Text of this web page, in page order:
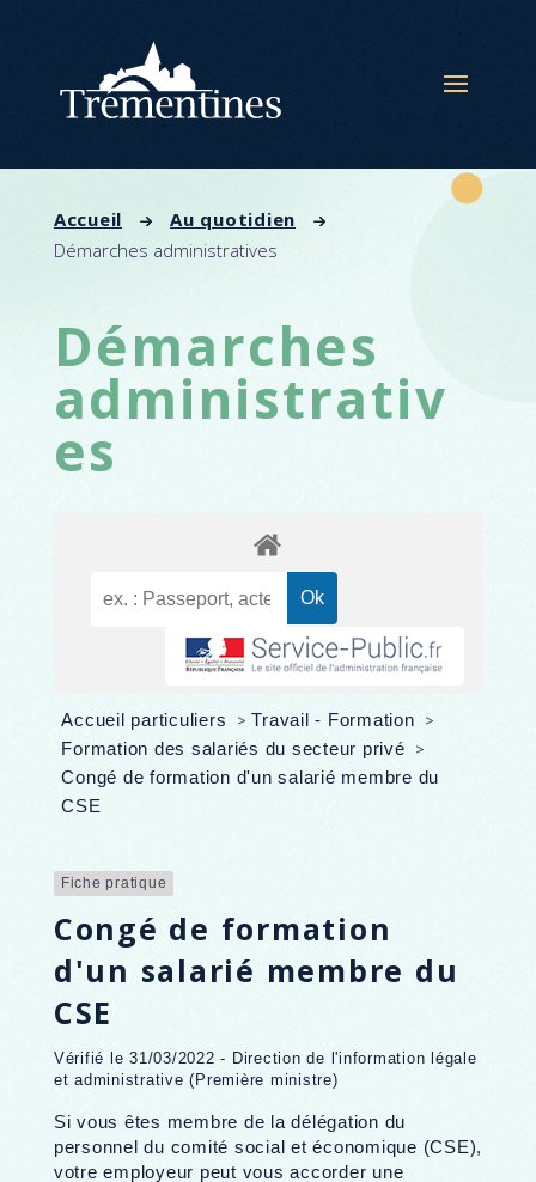
Accueil
Au quotidien
Démarches administratives
Démarches
administrativ
es
Accueil particuliers > Travail - Formation >
Formation des salariés du secteur privé >
Congé de formation d'un salarié membre du
CSE
Fiche pratique
Congé de formation
d'un salarié membre du
CSE
Vérifié le 31/03/2022 - Direction de l'information légale
et administrative (Première ministre)
Si vous êtes membre de la délégation du
personnel du comité social et économique (CSE),
votre employeur peut vous accorder une